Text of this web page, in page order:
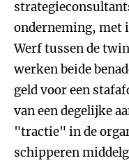
onderneming, met
Werf tussen de
werken beide
geld voor een
van een degelijke
"tractie" in de
schipperen